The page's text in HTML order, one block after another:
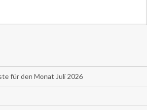
für den Monat Juli 2026